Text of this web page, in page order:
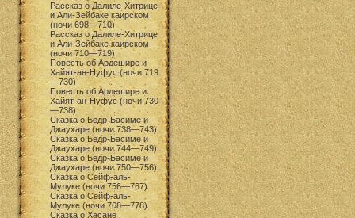
Рассказ о Далиле-Хитрице
и Али-Зейбаке каирском
(ночи 698—710)
Рассказ о Далиле-Хитрице
и Али-Зейбаке каирском
(ночи 710—719)
Повесть об Ардешире и
Хайят-ан-Нуфус (ночи 719
—730)
Повесть об Ардешире и
Хайят-ан-Нуфус (ночи 730
—738)
Сказка о Бедр-Басиме и
Джаухаре (ночи 738—743)
Сказка о Бедр-Басиме и
Джаухаре (ночи 744—749)
Сказка о Бедр-Басиме и
Джаухаре (ночи 750—756)
Сказка о Сейф-аль-
Мулуке (ночи 756—767)
Сказка о Сейф-аль-
Мулуке (ночи 768—778)
Сказка о Хасане